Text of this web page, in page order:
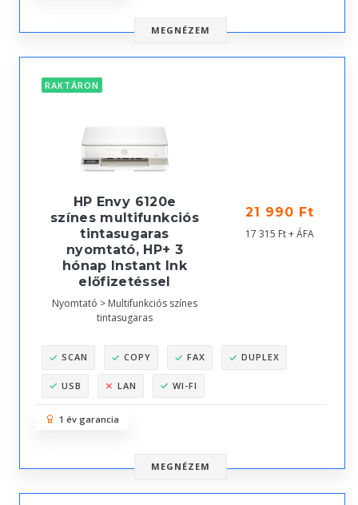
MEGNÉZEM
RAKTÁRON
HP Envy 6120e
színes multifunkciós
tintasugaras
nyomtató, HP+ 3
hónap Instant Ink
előfizetéssel
Nyomtató > Multifunkciós színes
tintasugaras
21 990 Ft
17 315 Ft + ÁFA
SCAN COPY FAX DUPLEX
USB LAN WI-FI
1 év garancia
MEGNÉZEM